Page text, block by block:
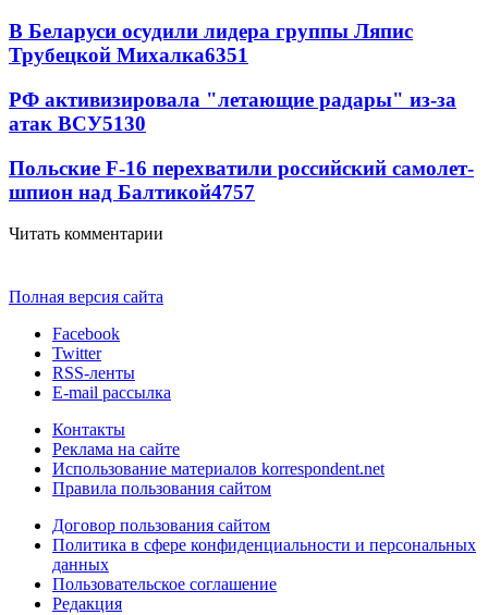
В Беларуси осудили лидера группы Ляпис
Трубецкой Михалка6351
РФ активизировала "летающие радары" из-за
атак ВСУ5130
Польские F-16 перехватили российский самолет-
шпион над Балтикой4757
Читать комментарии
Полная версия сайта
Facebook
Twitter
RSS-ленты
E-mail рассылка
Контакты
Реклама на сайте
Использование материалов korrespondent.net
Правила пользования сайтом
Договор пользования сайтом
Политика в сфере конфиденциальности и персональных
данных
Пользовательское соглашение
Редакция